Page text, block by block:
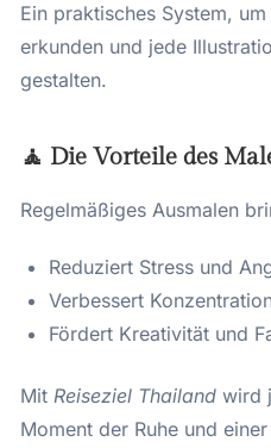
Ein praktisches System,
erkunden und jede
gestalten.
🧘 Die Vorteile des
Regelmäßiges Ausmalen
Reduziert Stress und
Verbessert
Fördert Kreativität und
Mit Reiseziel Thailand wird
Moment der Ruhe und